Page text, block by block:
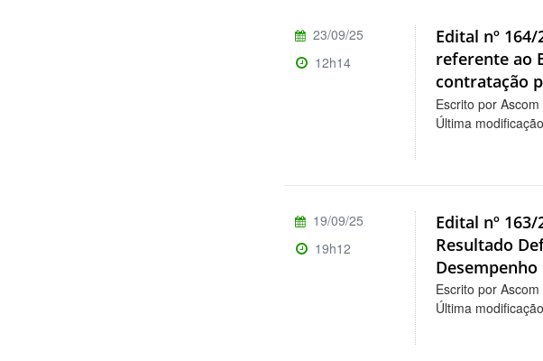
Edital nº
referente ao
contratação
Escrito por
Última
23/09/25
12h14
Edital nº
Resultado
Escrito por
Última
19/09/25
19h12